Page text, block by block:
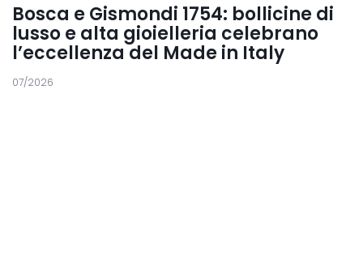
Bosca e Gismondi 1754: bollicine di
lusso e alta gioielleria celebrano
l’eccellenza del Made in Italy
07/2026